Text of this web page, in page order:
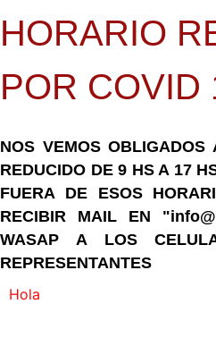
HORARIO
POR COVID
NOS VEMOS OBLIGADOS
REDUCIDO DE 9 HS A 17
FUERA DE ESOS
RECIBIR MAIL EN
WASAP A LOS
REPRESENTANTES
Hola